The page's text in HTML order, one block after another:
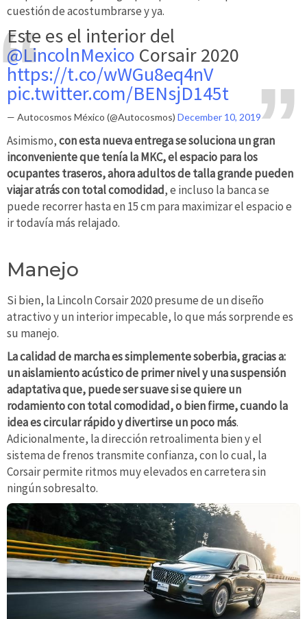
cuestión de acostumbrarse y ya.
Este es el interior del
@LincolnMexico Corsair 2020
https://t.co/wWGu8eq4nV
pic.twitter.com/BENsjD145t
— Autocosmos México (@Autocosmos) December 10, 2019
Asimismo,con esta nueva entrega se soluciona un gran
inconveniente que tenía la MKC, el espacio para los
ocupantes traseros, ahora adultos de talla grande pueden
viajar atrás con total comodidad, e incluso la banca se
puede recorrer hasta en 15 cm para maximizar el espacio e
ir todavía más relajado.
Manejo
Si bien, la Lincoln Corsair 2020 presume de un diseño
atractivo y un interior impecable, lo que más sorprende es
su manejo.
La calidad de marcha es simplemente soberbia, gracias a:
un aislamiento acústico de primer nivel y una suspensión
adaptativa que, puede ser suave si se quiere un
rodamiento con total comodidad, o bien firme, cuando la
idea es circular rápido y divertirse un poco más.
Adicionalmente, la dirección retroalimenta bien y el
sistema de frenos transmite confianza, con lo cual, la
Corsair permite ritmos muy elevados en carretera sin
ningún sobresalto.